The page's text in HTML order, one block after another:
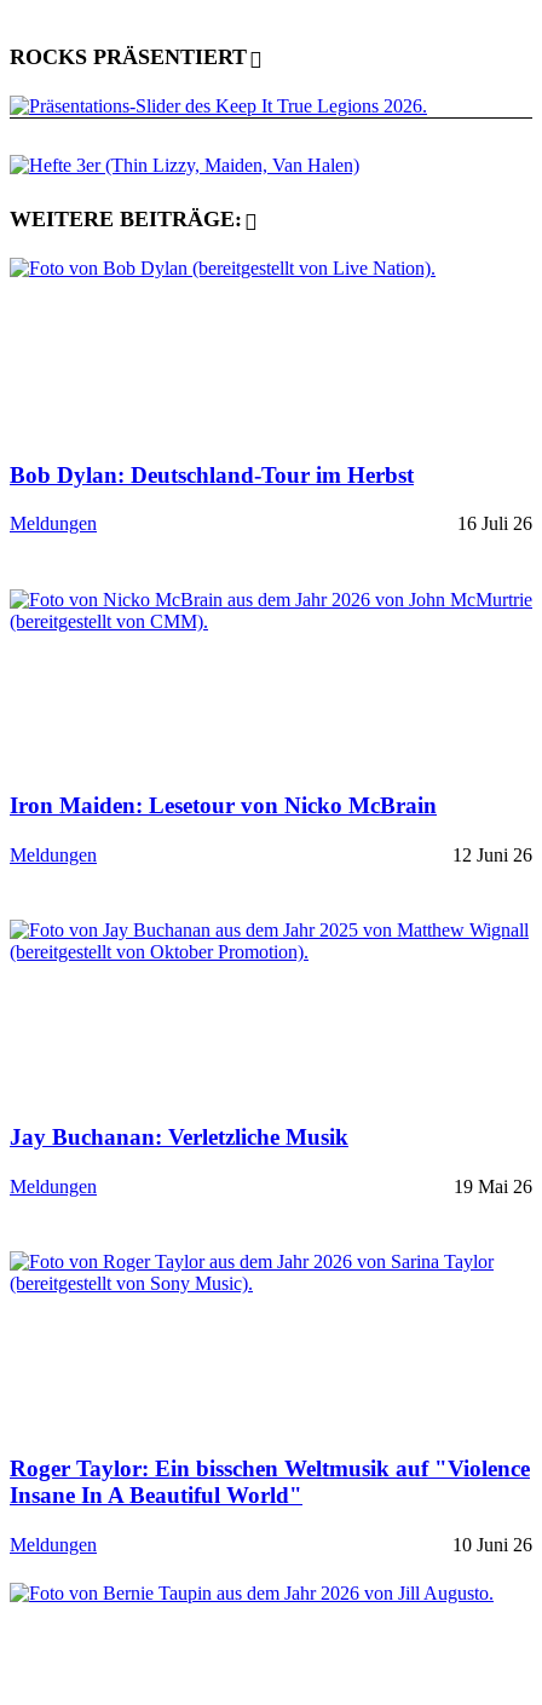
ROCKS PRÄSENTIERT
WEITERE BEITRÄGE:
Bob Dylan: Deutschland-Tour im Herbst
Meldungen 16 Juli 26
Iron Maiden: Lesetour von Nicko McBrain
Meldungen 12 Juni 26
Jay Buchanan: Verletzliche Musik
Meldungen 19 Mai 26
Roger Taylor: Ein bisschen Weltmusik auf "Violence
Insane In A Beautiful World"
Meldungen 10 Juni 26